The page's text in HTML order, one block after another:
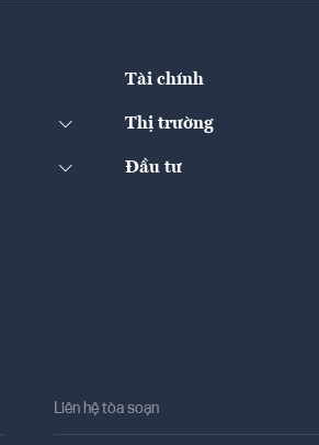
Tài chính
Thị trường
Đầu tư
Liên hệ tòa soạn